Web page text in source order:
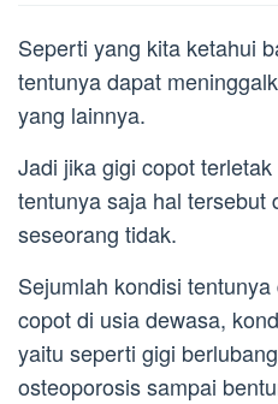
Seperti yang kita ketahui
tentunya dapat
yang lainnya.
Jadi jika gigi copot
tentunya saja hal tersebut
seseorang tidak.
Sejumlah kondisi
copot di usia dewasa,
yaitu seperti gigi
osteoporosis sampai